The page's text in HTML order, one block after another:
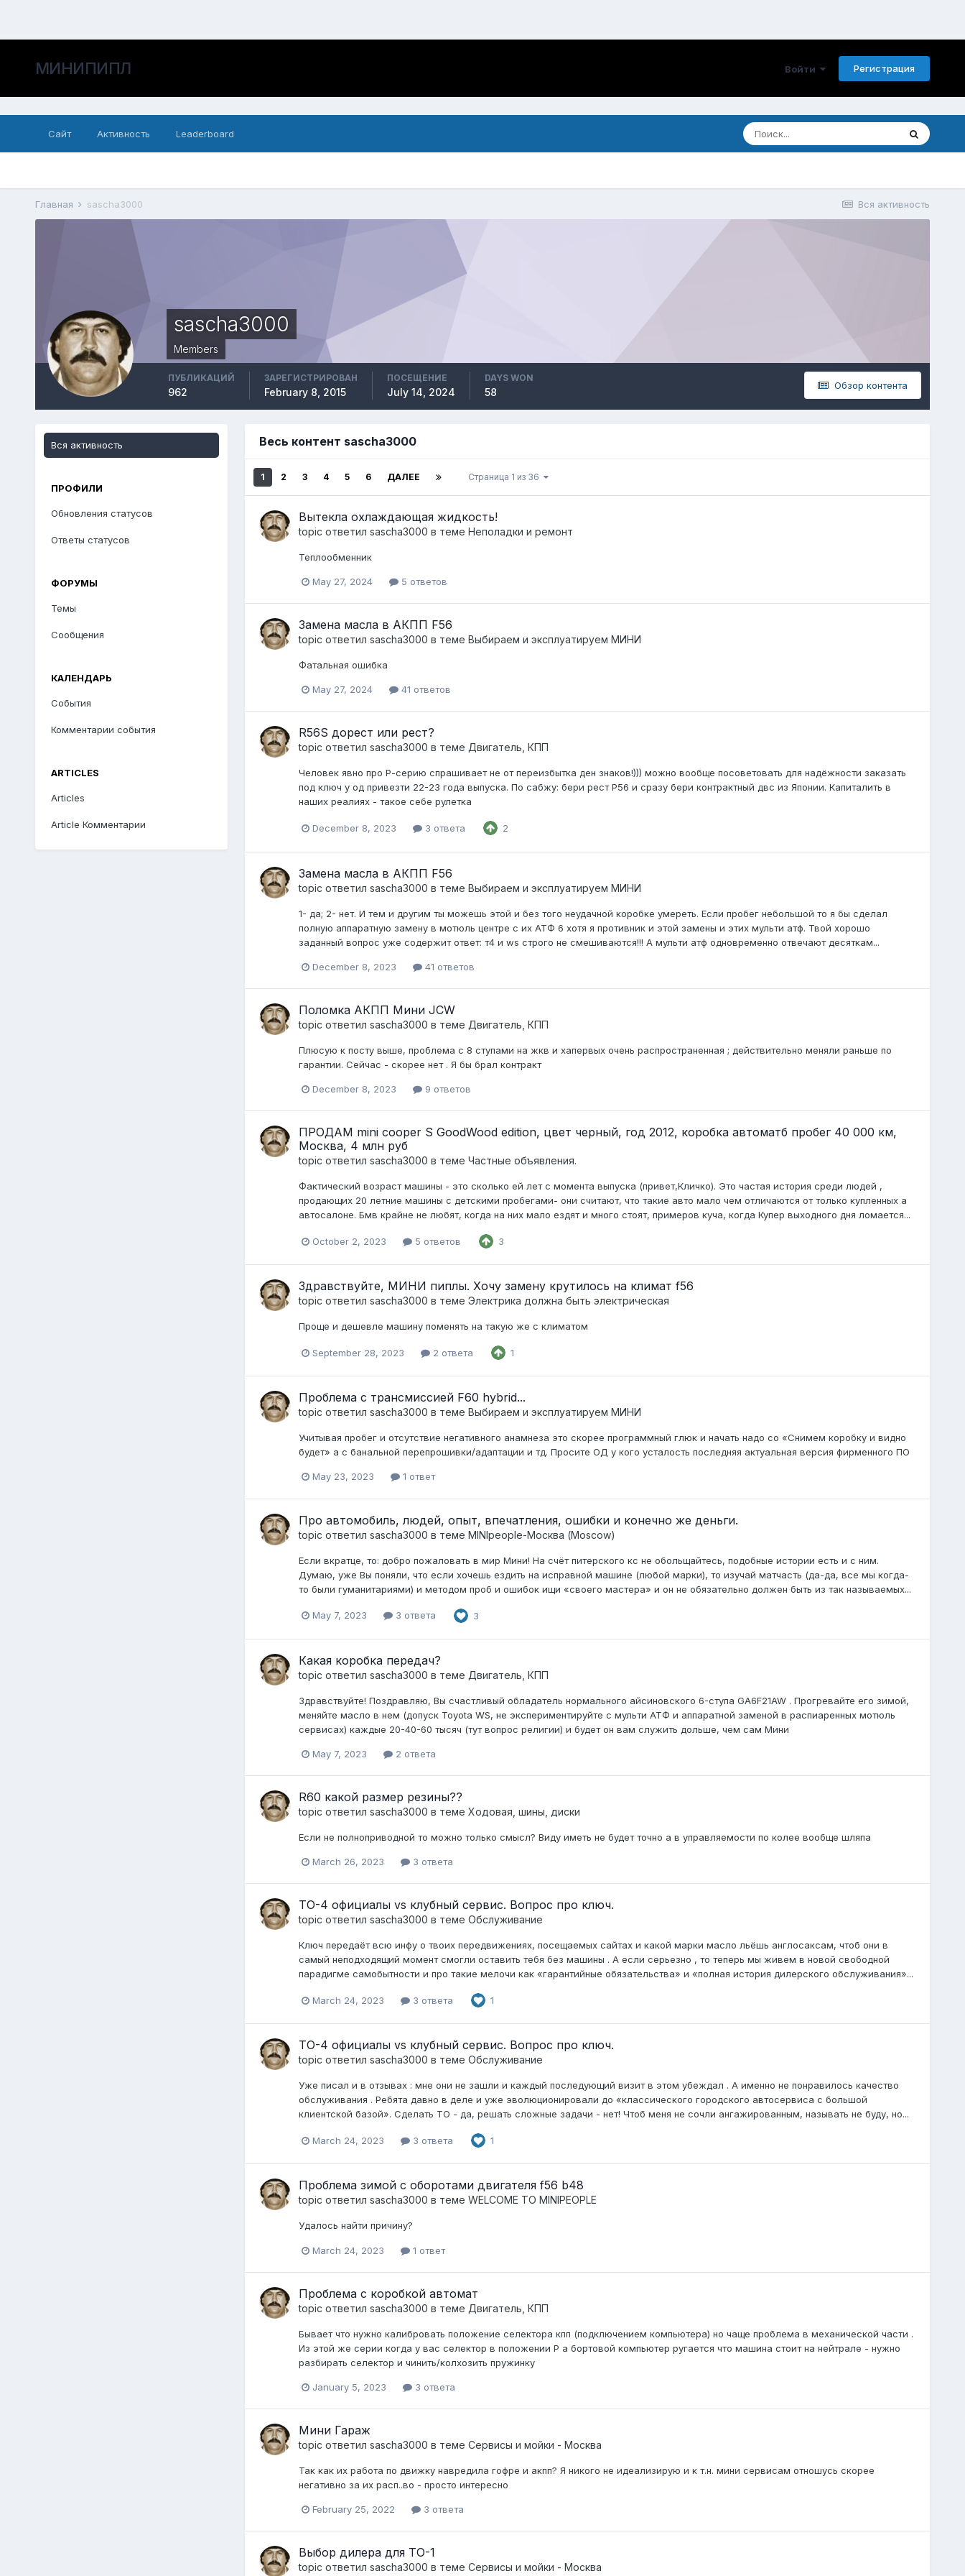
МИНИПИПЛ Войти Регистрация
Сайт Активность Leaderboard
Вся активность
Главная sascha3000
sascha3000
Members
Обзор контента
ПУБЛИКАЦИЙ
962
ЗАРЕГИСТРИРОВАН
February 8, 2015
ПОСЕЩЕНИЕ
July 14, 2024
DAYS WON
58
Вся активность
ПРОФИЛИ
Обновления статусов
Ответы статусов
ФОРУМЫ
Темы
Сообщения
КАЛЕНДАРЬ
События
Комментарии события
ARTICLES
Articles
Article Комментарии
Весь контент sascha3000
1 2 3 4 5 6 ДАЛЕЕ Страница 1 из 36
Вытекла охлаждающая жидкость!
topic ответил sascha3000 в теме Неполадки и ремонт
Теплообменник
May 27, 2024 5 ответов
Замена масла в АКПП F56
topic ответил sascha3000 в теме Выбираем и эксплуатируем МИНИ
Фатальная ошибка
May 27, 2024 41 ответов
R56S дорест или рест?
topic ответил sascha3000 в теме Двигатель, КПП
Человек явно про Р-серию спрашивает не от переизбытка ден знаков!))) можно вообще посоветовать для надёжности заказать
под ключ у од привезти 22-23 года выпуска. По сабжу: бери рест Р56 и сразу бери контрактный двс из Японии. Капиталить в
наших реалиях - такое себе рулетка
December 8, 2023 3 ответа 2
Замена масла в АКПП F56
topic ответил sascha3000 в теме Выбираем и эксплуатируем МИНИ
1- да; 2- нет. И тем и другим ты можешь этой и без того неудачной коробке умереть. Если пробег небольшой то я бы сделал
полную аппаратную замену в мотюль центре с их АТФ 6 хотя я противник и этой замены и этих мульти атф. Твой хорошо
заданный вопрос уже содержит ответ: т4 и ws строго не смешиваются!!! А мульти атф одновременно отвечают десяткам...
December 8, 2023 41 ответов
Поломка АКПП Мини JCW
topic ответил sascha3000 в теме Двигатель, КПП
Плюсую к посту выше, проблема с 8 ступами на жкв и хапервых очень распространенная ; действительно меняли раньше по
гарантии. Сейчас - скорее нет . Я бы брал контракт
December 8, 2023 9 ответов
ПРОДАМ mini cooper S GoodWood edition, цвет черный, год 2012, коробка автоматб пробег 40 000 км,
Москва, 4 млн руб
topic ответил sascha3000 в теме Частные объявления.
Фактический возраст машины - это сколько ей лет с момента выпуска (привет,Кличко). Это частая история среди людей ,
продающих 20 летние машины с детскими пробегами- они считают, что такие авто мало чем отличаются от только купленных а
автосалоне. Бмв крайне не любят, когда на них мало ездят и много стоят, примеров куча, когда Купер выходного дня ломается...
October 2, 2023 5 ответов 3
Здравствуйте, МИНИ пиплы. Хочу замену крутилось на климат f56
topic ответил sascha3000 в теме Электрика должна быть электрическая
Проще и дешевле машину поменять на такую же с климатом
September 28, 2023 2 ответа 1
Проблема с трансмиссией F60 hybrid...
topic ответил sascha3000 в теме Выбираем и эксплуатируем МИНИ
Учитывая пробег и отсутствие негативного анамнеза это скорее программный глюк и начать надо со «Снимем коробку и видно
будет» а с банальной перепрошивки/адаптации и тд. Просите ОД у кого усталость последняя актуальная версия фирменного ПО
May 23, 2023 1 ответ
Про автомобиль, людей, опыт, впечатления, ошибки и конечно же деньги.
topic ответил sascha3000 в теме MINIpeople-Москва (Moscow)
Если вкратце, то: добро пожаловать в мир Мини! На счёт питерского кс не обольщайтесь, подобные истории есть и с ним.
Думаю, уже Вы поняли, что если хочешь ездить на исправной машине (любой марки), то изучай матчасть (да-да, все мы когда-
то были гуманитариями) и методом проб и ошибок ищи «своего мастера» и он не обязательно должен быть из так называемых...
May 7, 2023 3 ответа 3
Какая коробка передач?
topic ответил sascha3000 в теме Двигатель, КПП
Здравствуйте! Поздравляю, Вы счастливый обладатель нормального айсиновского 6-ступа GA6F21AW . Прогревайте его зимой,
меняйте масло в нем (допуск Toyota WS, не экспериментируйте с мульти АТФ и аппаратной заменой в распиаренных мотюль
сервисах) каждые 20-40-60 тысяч (тут вопрос религии) и будет он вам служить дольше, чем сам Мини
May 7, 2023 2 ответа
R60 какой размер резины??
topic ответил sascha3000 в теме Ходовая, шины, диски
Если не полноприводной то можно только смысл? Виду иметь не будет точно а в управляемости по колее вообще шляпа
March 26, 2023 3 ответа
ТО-4 официалы vs клубный сервис. Вопрос про ключ.
topic ответил sascha3000 в теме Обслуживание
Ключ передаёт всю инфу о твоих передвижениях, посещаемых сайтах и какой марки масло льёшь англосаксам, чтоб они в
самый неподходящий момент смогли оставить тебя без машины . А если серьезно , то теперь мы живем в новой свободной
парадигме самобытности и про такие мелочи как «гарантийные обязательства» и «полная история дилерского обслуживания»...
March 24, 2023 3 ответа 1
ТО-4 официалы vs клубный сервис. Вопрос про ключ.
topic ответил sascha3000 в теме Обслуживание
Уже писал и в отзывах : мне они не зашли и каждый последующий визит в этом убеждал . А именно не понравилось качество
обслуживания . Ребята давно в деле и уже эволюционировали до «классического городского автосервиса с большой
клиентской базой». Сделать ТО - да, решать сложные задачи - нет! Чтоб меня не сочли ангажированным, называть не буду, но...
March 24, 2023 3 ответа 1
Проблема зимой с оборотами двигателя f56 b48
topic ответил sascha3000 в теме WELCOME TO MINIPEOPLE
Удалось найти причину?
March 24, 2023 1 ответ
Проблема с коробкой автомат
topic ответил sascha3000 в теме Двигатель, КПП
Бывает что нужно калибровать положение селектора кпп (подключением компьютера) но чаще проблема в механической части .
Из этой же серии когда у вас селектор в положении Р а бортовой компьютер ругается что машина стоит на нейтрале - нужно
разбирать селектор и чинить/колхозить пружинку
January 5, 2023 3 ответа
Мини Гараж
topic ответил sascha3000 в теме Сервисы и мойки - Москва
Так как их работа по движку навредила гофре и акпп? Я никого не идеализирую и к т.н. мини сервисам отношусь скорее
негативно за их расп..во - просто интересно
February 25, 2022 3 ответа
Выбор дилера для ТО-1
topic ответил sascha3000 в теме Сервисы и мойки - Москва